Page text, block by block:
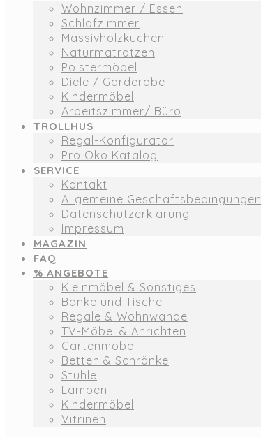
Wohnzimmer / Essen
Schlafzimmer
Massivholzküchen
Naturmatratzen
Polstermöbel
Diele / Garderobe
Kindermöbel
Arbeitszimmer/ Büro
TROLLHUS
Regal-Konfigurator
Pro Öko Katalog
SERVICE
Kontakt
Allgemeine Geschäftsbedingungen
Datenschutzerklärung
Impressum
MAGAZIN
FAQ
% ANGEBOTE
Kleinmöbel & Sonstiges
Bänke und Tische
Regale & Wohnwände
TV-Möbel & Anrichten
Gartenmöbel
Betten & Schränke
Stühle
Lampen
Kindermöbel
Vitrinen